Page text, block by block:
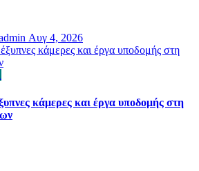
Αυγ 4, 2026
κάμερες και έργα υποδομής στη